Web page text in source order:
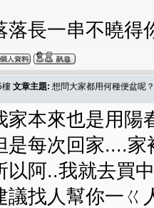
落長一串不曉得
樓 文章主題: 想問大家都用何種便盆呢？
家本來也是用陽
是每次回家....
以阿..我就去買
議找人幫你一ㄍ